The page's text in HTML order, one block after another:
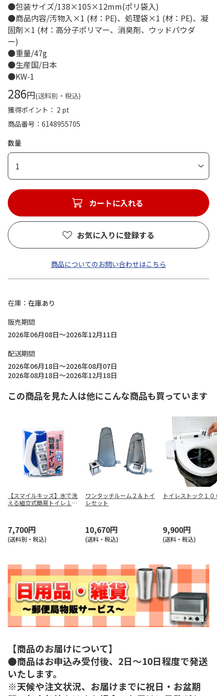
●包装サイズ/138×105×12mm(ポリ袋入)
●商品内容/汚物入×1 (材：PE)、処理袋×1 (材：PE)、凝
固剤×1 (材：高分子ポリマー、消臭剤、ウッドパウダ
ー)
●重量/47g
●生産国/日本
●KW-1
286円(送料別・税込)
獲得ポイント： 2 pt
商品番号
6148955705
数量
1
カートに入れる
お気に入りに登録する
商品についてのお問い合わせはこちら
在庫
在庫あり
販売期間
2026年06月08日～2026年12月11日
配送期間
2026年06月18日～2026年08月07日
2026年08月18日～2026年12月18日
この商品を見た人は他にこんな商品も買っています
【スマイルキッズ】水で洗
える組立式簡易トイレ１０
7,700円
(送料別・税込)
ワンタッチルーム２＆トイ
レセット
10,670円
(送料・税込)
トイレストック１
9,900円
(送料・税込)
【商品のお届けについて】
●商品はお申込み受付後、2日～10日程度で発送
いたします。
※天候や注文状況、お届けまでに祝日・お盆期